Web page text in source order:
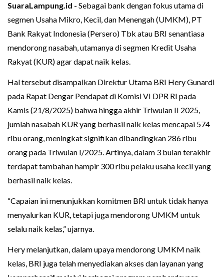
SuaraLampung.id - Sebagai bank dengan fokus utama di
segmen Usaha Mikro, Kecil, dan Menengah (UMKM), PT
Bank Rakyat Indonesia (Persero) Tbk atau BRI senantiasa
mendorong nasabah, utamanya di segmen Kredit Usaha
Rakyat (KUR) agar dapat naik kelas.
Hal tersebut disampaikan Direktur Utama BRI Hery Gunardi
pada Rapat Dengar Pendapat di Komisi VI DPR RI pada
Kamis (21/8/2025) bahwa hingga akhir Triwulan II 2025,
jumlah nasabah KUR yang berhasil naik kelas mencapai 574
ribu orang, meningkat signifikan dibandingkan 286 ribu
orang pada Triwulan I/2025. Artinya, dalam 3 bulan terakhir
terdapat tambahan hampir 300 ribu pelaku usaha kecil yang
berhasil naik kelas.
“Capaian ini menunjukkan komitmen BRI untuk tidak hanya
menyalurkan KUR, tetapi juga mendorong UMKM untuk
selalu naik kelas,” ujarnya.
Hery melanjutkan, dalam upaya mendorong UMKM naik
kelas, BRI juga telah menyediakan akses dan layanan yang